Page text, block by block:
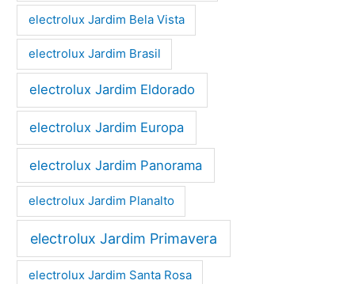
electrolux Jardim Bela Vista
electrolux Jardim Brasil
electrolux Jardim Eldorado
electrolux Jardim Europa
electrolux Jardim Panorama
electrolux Jardim Planalto
electrolux Jardim Primavera
electrolux Jardim Santa Rosa